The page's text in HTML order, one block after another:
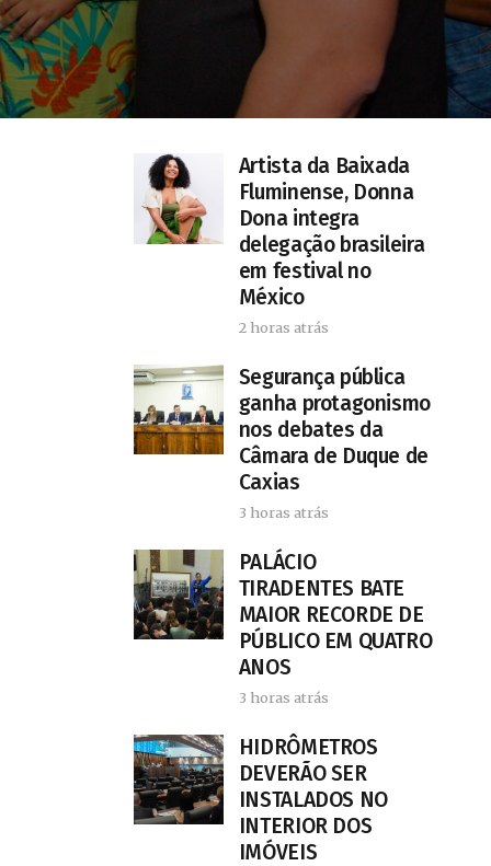
Artista da Baixada
Fluminense, Donna
Dona integra
delegação brasileira
em festival no
México
2 horas atrás
Segurança pública
ganha protagonismo
nos debates da
Câmara de Duque de
Caxias
3 horas atrás
PALÁCIO
TIRADENTES BATE
MAIOR RECORDE DE
PÚBLICO EM QUATRO
ANOS
3 horas atrás
HIDRÔMETROS
DEVERÃO SER
INSTALADOS NO
INTERIOR DOS
IMÓVEIS